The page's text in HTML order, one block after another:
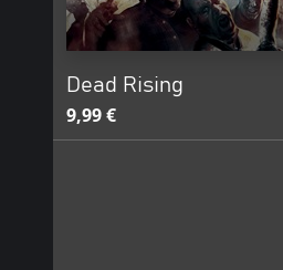
Dead Rising
9,99 €